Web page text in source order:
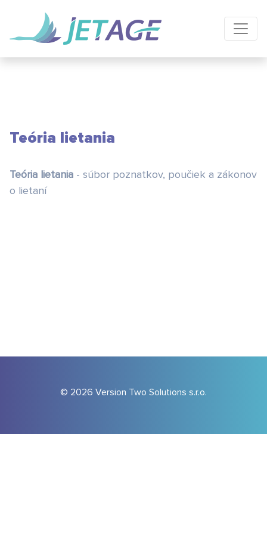
Teória lietania
Teória lietania - súbor poznatkov, poučiek a zákonov
o lietaní
© 2026 Version Two Solutions s.r.o.